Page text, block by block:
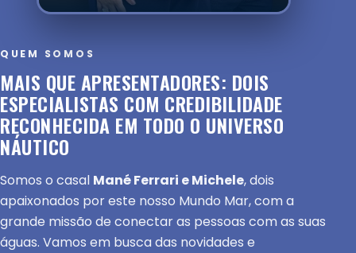
QUEM SOMOS
MAIS QUE APRESENTADORES: DOIS
ESPECIALISTAS COM CREDIBILIDADE
RECONHECIDA EM TODO O UNIVERSO
NÁUTICO
Somos o casal Mané Ferrari e Michele, dois
apaixonados por este nosso Mundo Mar, com a
grande missão de conectar as pessoas com as suas
águas. Vamos em busca das novidades e